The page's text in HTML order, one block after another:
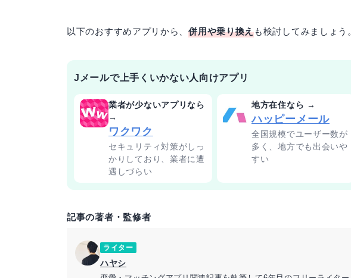
以下のおすすめアプリから、併用や乗り換えも検討してみましょう
Jメールで上手くいかない人向けアプリ
業者が少ないアプリなら
→
ワクワク
セキュリティ対策がしっ
かりしており、業者に遭
遇しづらい
地方在住なら →
ハッピーメール
全国規模でユーザー数が
多く、地方でも出会いや
すい
記事の著者・監修者
ライター
ハヤシ